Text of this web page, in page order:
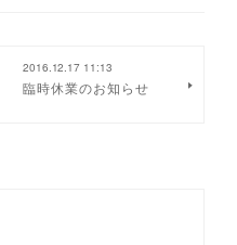
2016.12.17 11:13
臨時休業のお知らせ